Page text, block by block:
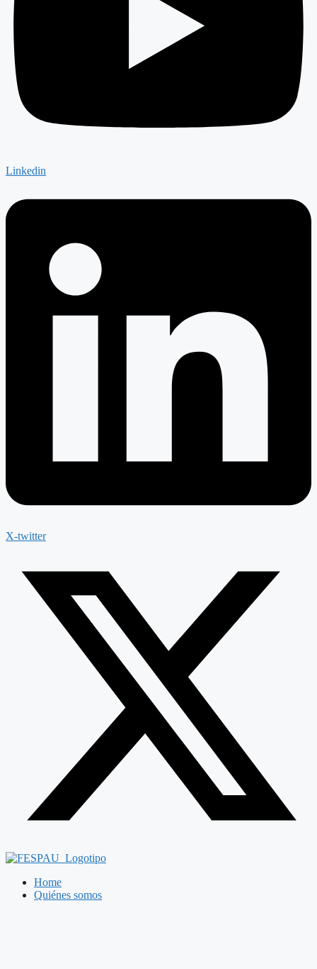
Linkedin
X-twitter
Home
Quiénes somos